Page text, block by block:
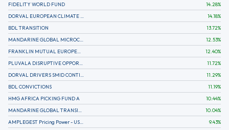
FIDELITY WORLD FUND
14.28%
14.18%
BDL TRANSITION
13.72%
12.53%
12.40%
11.72%
11.29%
BDL CONVICTIONS
11.19%
HMG AFRICA PICKING FUND A
10.44%
10.04%
9.43%